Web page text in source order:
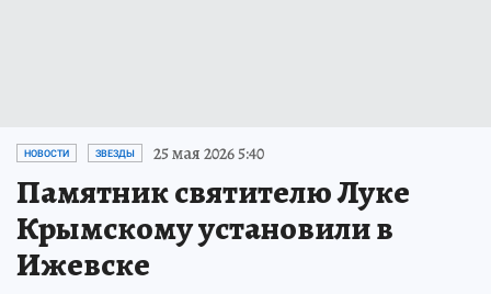
НОВОСТИ ЗВЕЗДЫ 25 мая 2026 5:40
Памятник святителю Луке
Крымскому установили в
Ижевске